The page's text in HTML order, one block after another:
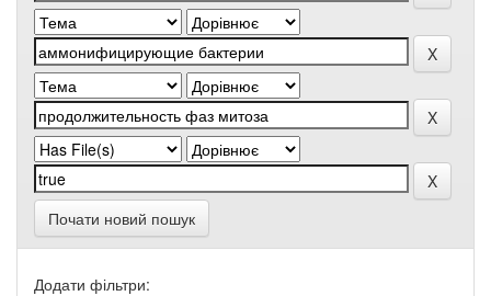
Почати новий пошук
Додати фільтри: